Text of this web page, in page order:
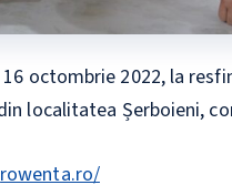
octombrie 2022, la
localitatea Șerboieni,